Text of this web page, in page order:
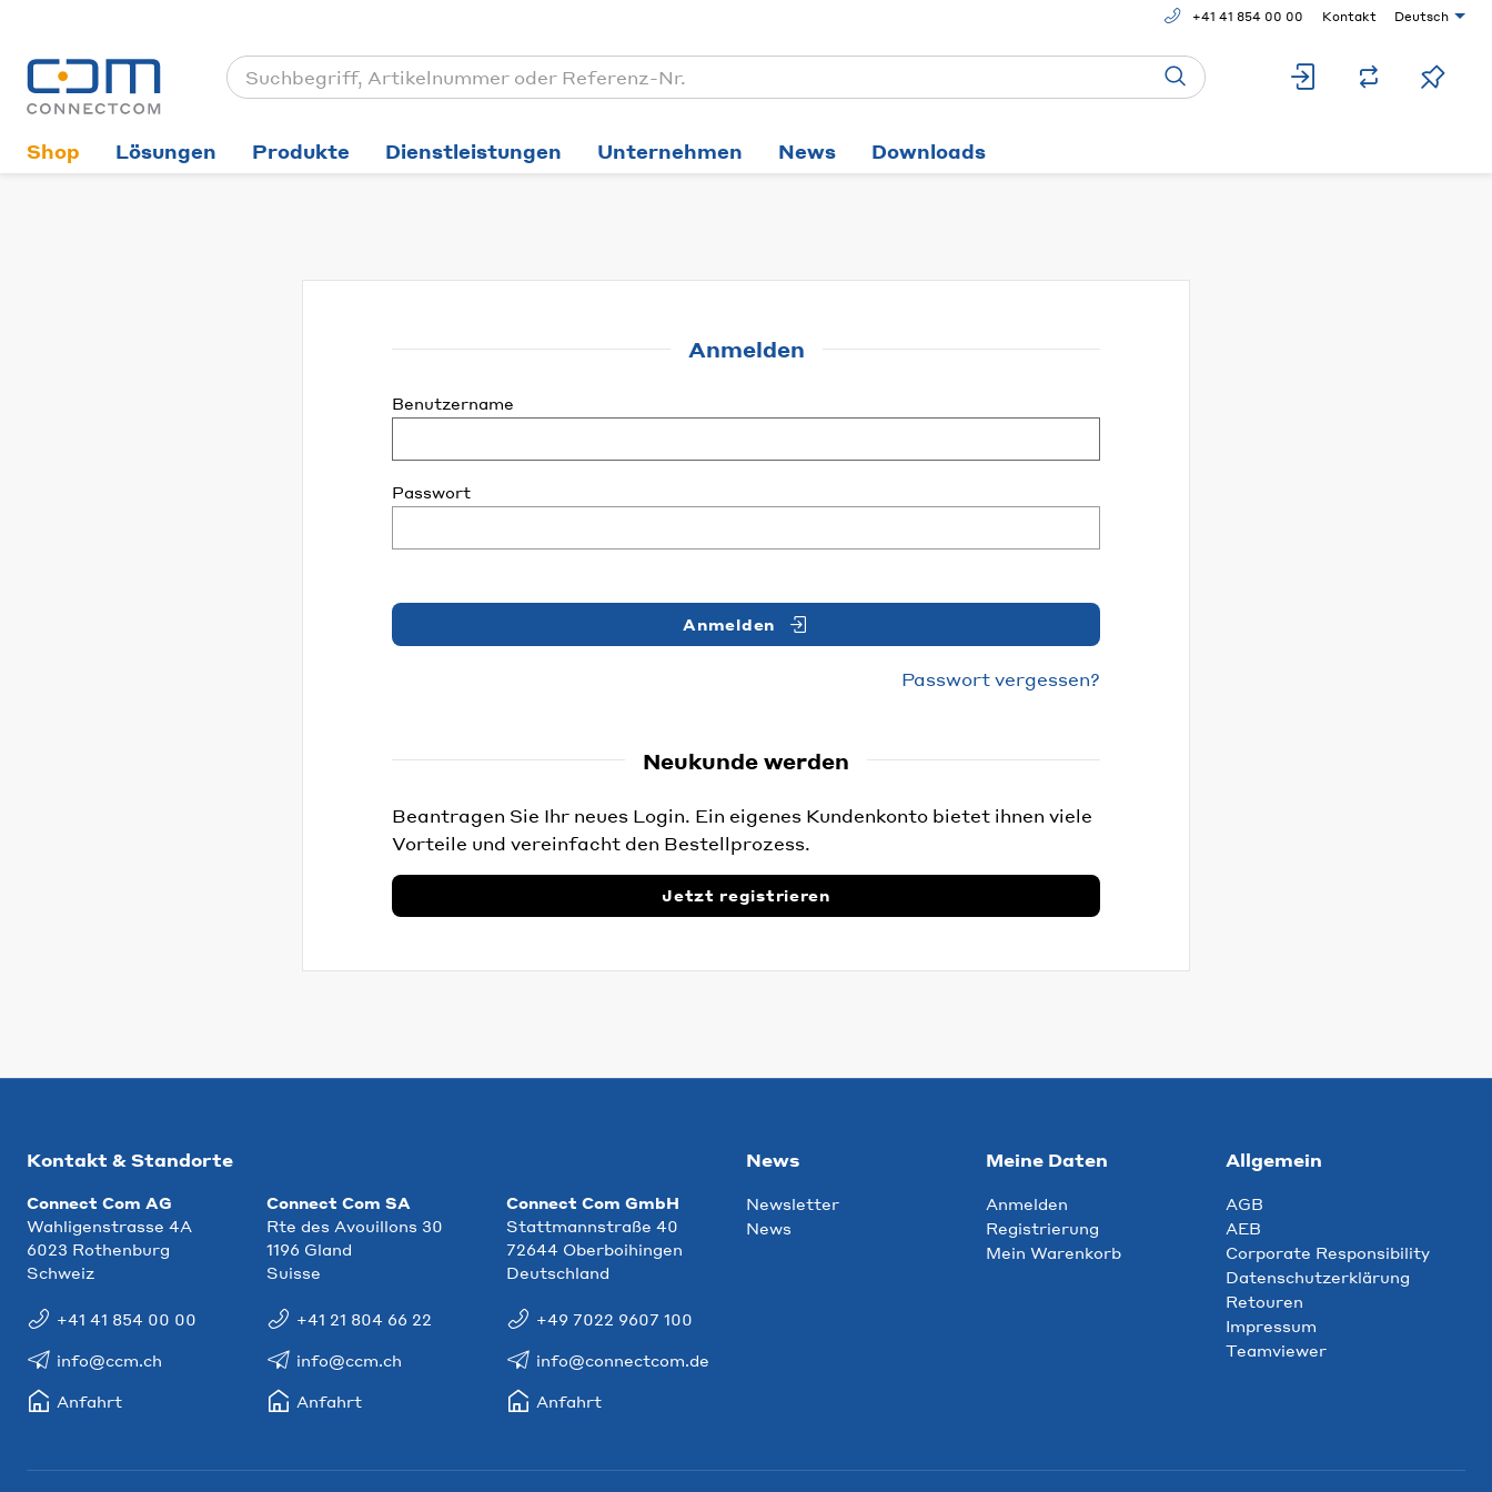
+41 41 854 00 00 Kontakt Deutsch
Shop Lösungen Produkte Dienstleistungen Unternehmen News Downloads
Anmelden
Benutzername
Passwort
Anmelden
Passwort vergessen?
Neukunde werden
Beantragen Sie Ihr neues Login. Ein eigenes Kundenkonto bietet ihnen viele
Vorteile und vereinfacht den Bestellprozess.
Jetzt registrieren
Kontakt & Standorte
Connect Com AG
Wahligenstrasse 4A
6023 Rothenburg
Schweiz
+41 41 854 00 00
info@ccm.ch
Anfahrt
Connect Com SA
Rte des Avouillons 30
1196 Gland
Suisse
+41 21 804 66 22
info@ccm.ch
Anfahrt
Connect Com GmbH
Stattmannstraße 40
72644 Oberboihingen
Deutschland
+49 7022 9607 100
info@connectcom.de
Anfahrt
News
Newsletter
News
Meine Daten
Anmelden
Registrierung
Mein Warenkorb
Allgemein
AGB
AEB
Corporate Responsibility
Datenschutzerklärung
Retouren
Impressum
Teamviewer